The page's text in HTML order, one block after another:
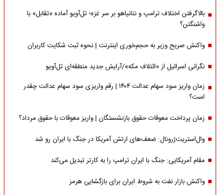
بالاگرفتن اختلاف ترامپ و نتانیاهو بر سر غزه؛ تل‌آویو آماده «تقابل» با
واشنگتن؟
واکنش صریح وزیر به حجم‌خوری اینترنت | نحوه ثبت شکایت کاربران
نگرانی اسرائیل از «ائتلاف مکه»/آرایش جدید منطقه‌ای تل‌آویو
زمان واریز سود سهام عدالت ۱۴۰۴ | رقم واریزی سود سهام عدالت چقدر
است؟
زمان پرداخت معوقات حقوق بازنشستگان | واریز معوقات با حقوق مرداد؟
وال‌استریت‌ژرونال: ضعف‌های ارتش آمریکا در جنگ با ایران رو شد
مقام آمریکایی: جنگ با ایران ترامپ را به کارتر تبدیل می‌کند
واکنش بازار نفت به شروط ایران برای بازگشایی هرمز